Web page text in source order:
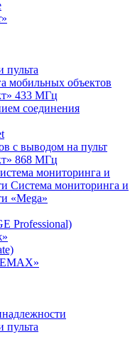
пульта
мобильных объектов
433 МГц
соединения
с выводом на пульт
868 МГц
мониторинга и
Система мониторинга и
«Mega»
Professional)
пульта